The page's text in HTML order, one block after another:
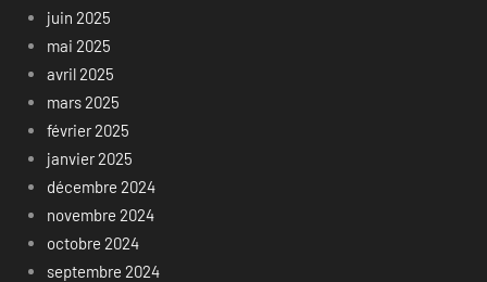
juin 2025
mai 2025
avril 2025
mars 2025
février 2025
janvier 2025
décembre 2024
novembre 2024
octobre 2024
septembre 2024